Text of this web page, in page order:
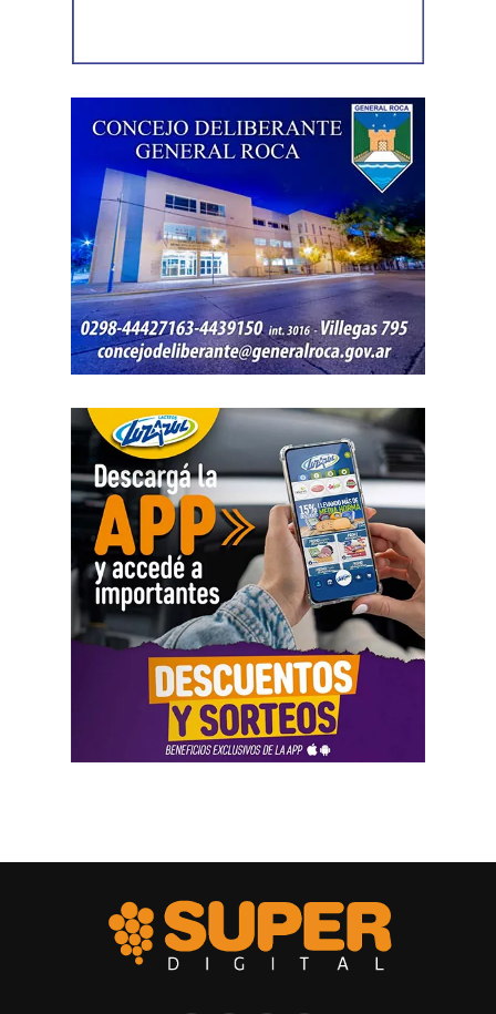
ni qué parte correspondía al progenitor.
La jueza también examinó una certificación contable que
él mismo presentó. Ese documento informó un promedio
de ingresos durante un período determinado y consignó
una relación laboral con una de las empresas. El fallo
aclaró que esos datos no reflejaban necesariamente la
totalidad de los recursos, ya que existían otras
participaciones comerciales acreditadas en la causa.
El informe bancario añadió otro elemento. La cuenta
saldos durante varios meses. La sentencia tomó esos
movimientos como parte del análisis patrimonial, aunque
no los consideró suficientes para establecer por sí solos
una cifra definitiva.
Las declaraciones testimoniales completaron el cuadro.
Varias personas hablaron sobre locales gastronómicos,
viajes al exterior, vehículos y nivel de vida. Otro
testimonio mencionó la relación del progenitor con una
empresa que ocupaba un inmueble comercial.
Aun con ese conjunto de pruebas, la jueza señaló que
faltó documentación contable específica. También
sostuvo que el progenitor estaba en mejores condiciones
dinámicas. Según la resolución, ese principio impone el
posibilidades técnicas o materiales para hacerlo.
La jueza fijó una cuota alimentaria equivalente a ocho